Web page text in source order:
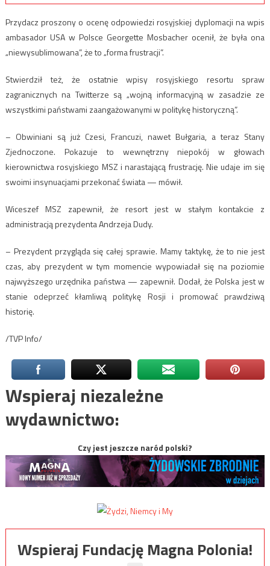
Przydacz proszony o ocenę odpowiedzi rosyjskiej dyplomacji na wpis
ambasador USA w Polsce Georgette Mosbacher ocenił, że była ona
„niewysublimowana”, że to „forma frustracji”.
Stwierdził też, że ostatnie wpisy rosyjskiego resortu spraw
zagranicznych na Twitterze są „wojną informacyjną w zasadzie ze
wszystkimi państwami zaangażowanymi w politykę historyczną”.
– Obwiniani są już Czesi, Francuzi, nawet Bułgaria, a teraz Stany
Zjednoczone. Pokazuje to wewnętrzny niepokój w głowach
kierownictwa rosyjskiego MSZ i narastającą frustrację. Nie udaje im się
swoimi insynuacjami przekonać świata — mówił.
Wiceszef MSZ zapewnił, że resort jest w stałym kontakcie z
administracją prezydenta Andrzeja Dudy.
– Prezydent przygląda się całej sprawie. Mamy taktykę, że to nie jest
czas, aby prezydent w tym momencie wypowiadał się na poziomie
najwyższego urzędnika państwa — zapewnił. Dodał, że Polska jest w
stanie odeprzeć kłamliwą politykę Rosji i promować prawdziwą
historię.
/TVP Info/
Wspieraj niezależne
wydawnictwo:
Czy jest jeszcze naród polski?
Wspieraj Fundację Magna Polonia!